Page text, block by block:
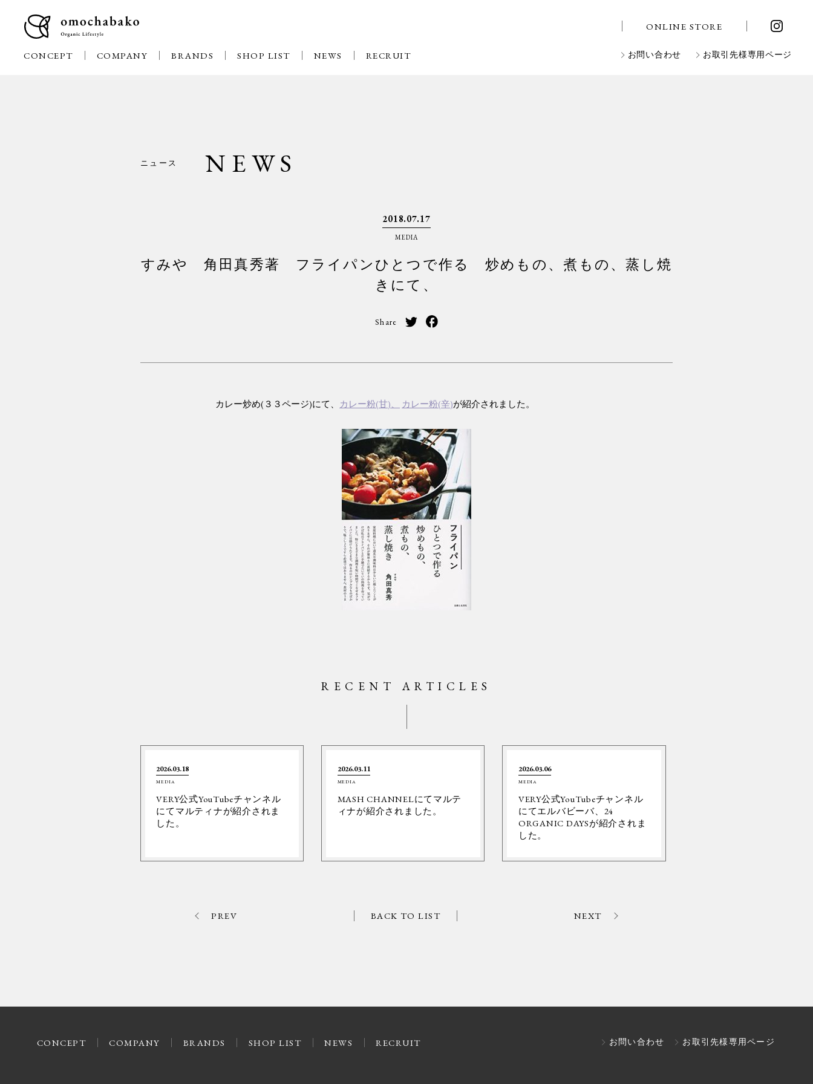
ONLINE STORE
お問い合わせ お取引先様専用ページ
CONCEPT COMPANY BRANDS SHOP LIST NEWS RECRUIT
ニュース NEWS
2018.07.17
MEDIA
すみや 角田真秀著 フライパンひとつで作る 炒めもの、煮もの、蒸し焼
きにて、
Share
カレー炒め(３３ページ)にて、 カレー粉(甘)、 カレー粉(辛)が紹介されました。
RECENT ARTICLES
2026.03.18
MEDIA
VERY公式YouTubeチャンネル
にてマルティナが紹介されま
した。
2026.03.11
MEDIA
MASH CHANNELにてマルテ
ィナが紹介されました。
2026.03.06
MEDIA
VERY公式YouTubeチャンネル
にてエルバビーバ、24
ORGANIC DAYSが紹介されま
した。
PREV BACK TO LIST NEXT
CONCEPT COMPANY BRANDS SHOP LIST NEWS RECRUIT お問い合わせ お取引先様専用ページ